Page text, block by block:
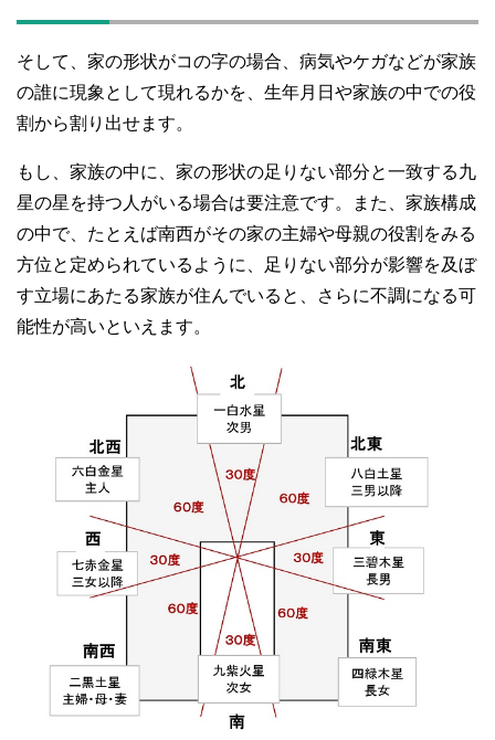
そして、家の形状がコの字の場合、病気やケガなどが家族
の誰に現象として現れるかを、生年月日や家族の中での役
割から割り出せます。
もし、家族の中に、家の形状の足りない部分と一致する九
星の星を持つ人がいる場合は要注意です。また、家族構成
の中で、たとえば南西がその家の主婦や母親の役割をみる
方位と定められているように、足りない部分が影響を及ぼ
す立場にあたる家族が住んでいると、さらに不調になる可
能性が高いといえます。